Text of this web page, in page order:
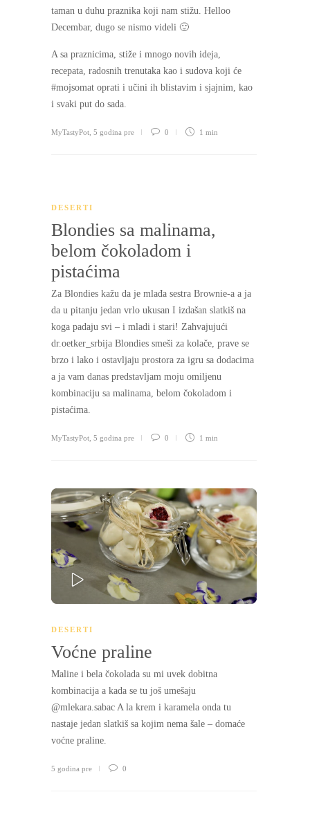
taman u duhu praznika koji nam stižu. Helloo
Decembar, dugo se nismo videli 🙂
A sa praznicima, stiže i mnogo novih ideja,
recepata, radosnih trenutaka kao i sudova koji će
#mojsomat oprati i učini ih blistavim i sjajnim, kao
i svaki put do sada.
MyTastyPot 5 godina pre 0 1 min
DESERTI
Blondies sa malinama,
belom čokoladom i
pistaćima
Za Blondies kažu da je mlađa sestra Brownie-a a ja
da u pitanju jedan vrlo ukusan I izdašan slatkiš na
koga padaju svi – i mladi i stari! Zahvajujući
dr.oetker_srbija Blondies smeši za kolače, prave se
brzo i lako i ostavljaju prostora za igru sa dodacima
a ja vam danas predstavljam moju omiljenu
kombinaciju sa malinama, belom čokoladom i
pistaćima.
MyTastyPot 5 godina pre 0 1 min
DESERTI
Voćne praline
Maline i bela čokolada su mi uvek dobitna
kombinacija a kada se tu još umešaju
@mlekara.sabac A la krem i karamela onda tu
nastaje jedan slatkiš sa kojim nema šale – domaće
voćne praline.
5 godina pre 0